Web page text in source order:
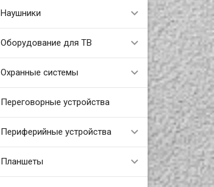
Наушники
Оборудование для ТВ
Охранные системы
Переговорные устройства
Периферийные устройства
Планшеты